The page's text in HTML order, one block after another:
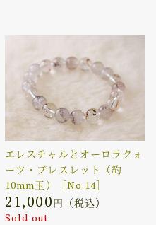
エレスチャルとオーロラクォ
ーツ・ブレスレット（約
10mm玉）［No.14］
21,000円（税込）
Sold out